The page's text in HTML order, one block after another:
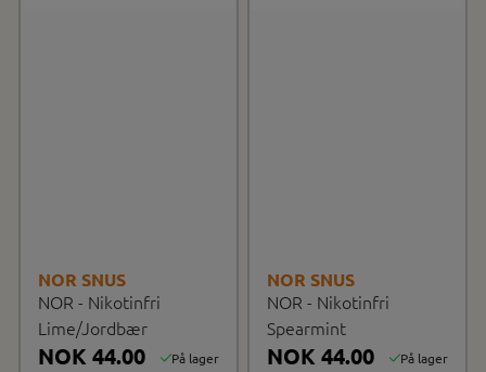
NOR SNUS
NOR - Nikotinfri
Lime/Jordbær
NOK 44.00 På lager
NOR SNUS
NOR - Nikotinfri
Spearmint
NOK 44.00 På lager